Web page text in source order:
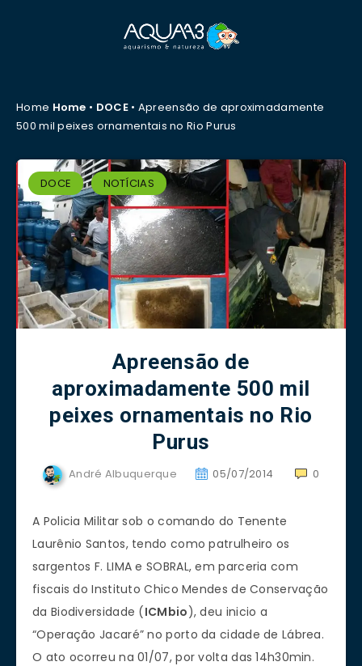
Home Home • DOCE• Apreensão de aproximadamente
500 mil peixes ornamentais no Rio Purus
DOCE NOTÍCIAS
Apreensão de
aproximadamente 500 mil
peixes ornamentais no Rio
Purus
André Albuquerque 05/07/2014 0
A Policia Militar sob o comando do Tenente
Laurênio Santos, tendo como patrulheiro os
sargentos F. LIMA e SOBRAL, em parceria com
fiscais do Instituto Chico Mendes de Conservação
da Biodiversidade (ICMbio), deu inicio a
“Operação Jacaré” no porto da cidade de Lábrea.
O ato ocorreu na 01/07, por volta das 14h30min.